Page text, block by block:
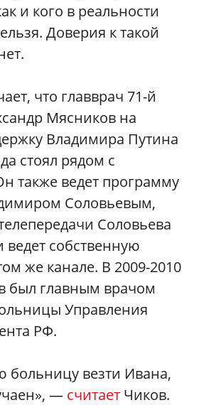
и кого в реальности
Доверия к такой
что главврач 71-й
Мясников на
Владимира Путина
стоял рядом с
также ведет программу
Соловьевым,
Соловьева
ведет собственную
же канале. В 2009-2010
был главным врачом
Управления
РФ.
больницу везти Ивана,
— считает Чиков.